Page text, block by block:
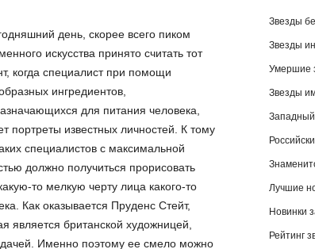
день, скорее всего пиком
искусства принято считать тот
когда специалист при помощи
ингредиентов,
для питания человека,
портреты известных личностей. К тому
специалистов с максимальной
должно получиться прорисовать
то мелкую черту лица какого-то
Как оказывается Пруденс Стейт,
является британской художницей,
Именно поэтому ее смело можно
Звезды
Звезды
Умершие
Звезды
Лучшие
Новинки
Рейтинг